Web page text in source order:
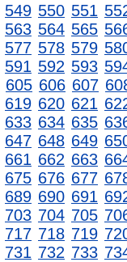
549 550 551
563 564 565
577 578 579
591 592 593
605 606 607
619 620 621
633 634 635
647 648 649
661 662 663
675 676 677
689 690 691
703 704 705
717 718 719
731 732 733